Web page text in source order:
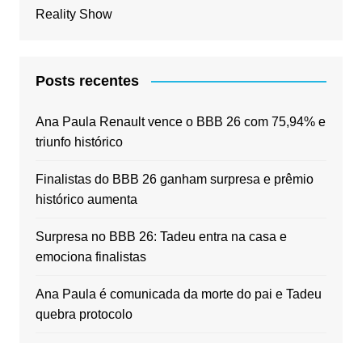
Reality Show
Posts recentes
Ana Paula Renault vence o BBB 26 com 75,94% e
triunfo histórico
Finalistas do BBB 26 ganham surpresa e prêmio
histórico aumenta
Surpresa no BBB 26: Tadeu entra na casa e
emociona finalistas
Ana Paula é comunicada da morte do pai e Tadeu
quebra protocolo